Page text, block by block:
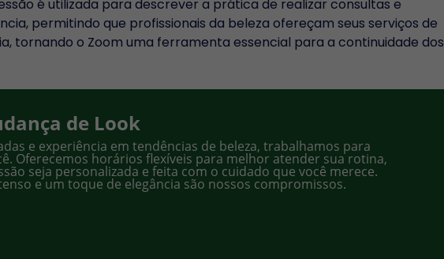
é utilizada para descrever a prática de realizar consultas e
permitindo que profissionais da beleza ofereçam seus serviços de
tornando o Zoom uma ferramenta essencial para a continuidade dos
de Look
e experiência em tendências de beleza, trabalhamos para
Oferecemos horários flexíveis para melhor atender sua rotina,
seja personalizada e feita com o cuidado que você merece.
e um toque de elegância são nossos compromissos.